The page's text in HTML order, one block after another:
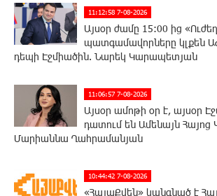
11:12:58 7-08-2026
Այսօր ժամը 15:00 ից
պատգամավորները կլքեն
դեպի Էջմիածին. Նարեկ Կարապետյան
11:06:57 7-08-2026
Այսօր ամոթի օր է, այսօր
դատում են Ամենայն Հայոց
Մարիաննա Ղահրամանյան
10:44:42 7-08-2026
«ՀայաՔվեն» կանգնած է